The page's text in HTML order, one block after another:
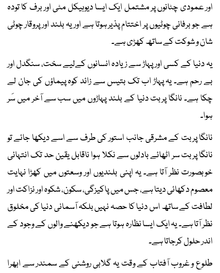
اور عمودی چٹانوں پر مشتمل ایک ایسا دیوہیکل مٹی اور برف کا تودہ
ہے جو برفانی چوٹیوں پر اختتام پذیر ہوتا ہے اور یہ بلند اور پروقار چوٹی
شان و شوکت کے ساتھ کھڑی ہے۔
یہ دنیا کے کسی اور پہاڑ سے زیادہ انسانوں کےلیے سخت، سنگدل اور
بے رحم ہے۔ یہ پہاڑ اب تک بتیس سے زائد کوہ پیماؤں کی جان لے
چکا ہے۔ نانگا پربت دنیا کے بلند پہاڑوں میں سب سے آخر میں سَر
ہوا۔
نانگا پربت کے مشرقی جانب استور کی طرف سے اسے دیکھا جائے تو
نانگا پربت سر اٹھائے بادلوں سے نکلا ہوا ناقابل یقین حد تک انتہائی
خوبصورت نظر آتا ہے۔ یہ اپنی بلندیوں اور وسعتوں میں کھڑا نہایت
معصوم دکھائی دیتا ہے، جس میں پاکیزگی، سکون، شکوہ اور نزاکت اور
لطافت کے ساتھ اس دنیا کا حصہ نہیں بلکہ آسمانی دنیا کی مخلوق
نظر آتا ہے۔ یہ ایک ایسا نظارہ ہوتا ہے جو دیکھنے والوں کے وجود کے
اندر حلول کرجاتا ہے۔
طلوع و غروب آفتاب کے وقت یہ گلابی روشنی کے سمندر سے ابھرا